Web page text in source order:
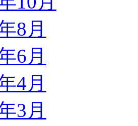
8月
6月
4月
3月